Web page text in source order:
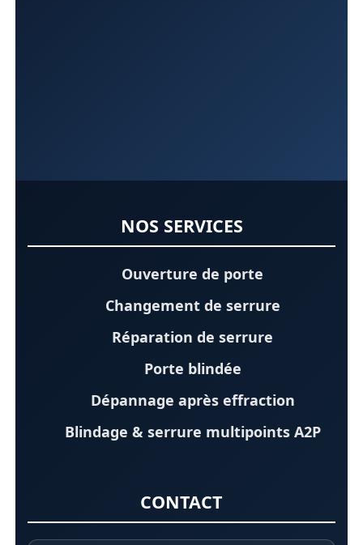
NOS SERVICES
Ouverture de porte
Changement de serrure
Réparation de serrure
Porte blindée
Dépannage après effraction
Blindage & serrure multipoints A2P
CONTACT